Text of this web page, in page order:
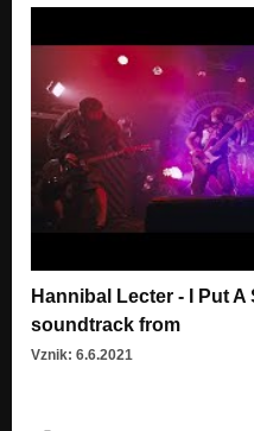
Hannibal Lecter - I Put A
soundtrack from
Vznik: 6.6.2021